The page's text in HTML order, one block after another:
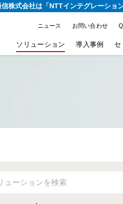
株式会社は「NTTインテグレーショ
ニュース お問い合わせ
ソリューション 導入事例 セ